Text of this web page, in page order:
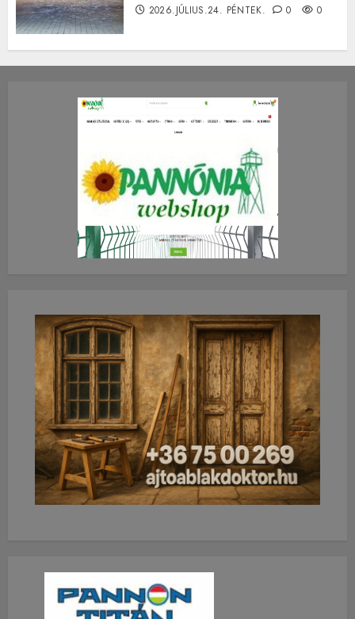
2026.JÚLIUS.24. PÉNTEK. 0 0